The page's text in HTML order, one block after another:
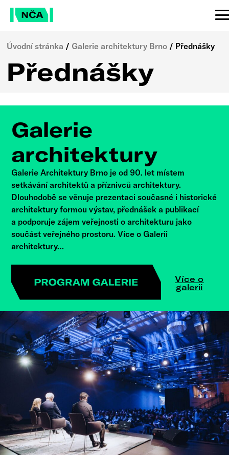
Úvodní stránka / Galerie architektury Brno / Přednášky
Přednášky
Galerie
architektury
Galerie Architektury Brno je od 90. let místem
setkávání architektů a příznivců architektury.
Dlouhodobě se věnuje prezentaci současné i historické
architektury formou výstav, přednášek a publikací
a podporuje zájem veřejnosti o architekturu jako
součást veřejného prostoru. Více o Galerii
architektury…
Více o
galerii